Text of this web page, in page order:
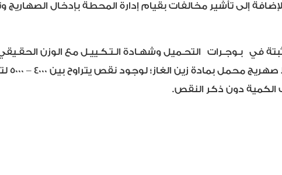
إلى تأشير مخالفات بقيام إدارة المحطة بإدخال الصهاريج
بـوجـرات التحـميل وشهـادة الـتـكـييـل مع الوزن
الكمية دون ذكر النقص.